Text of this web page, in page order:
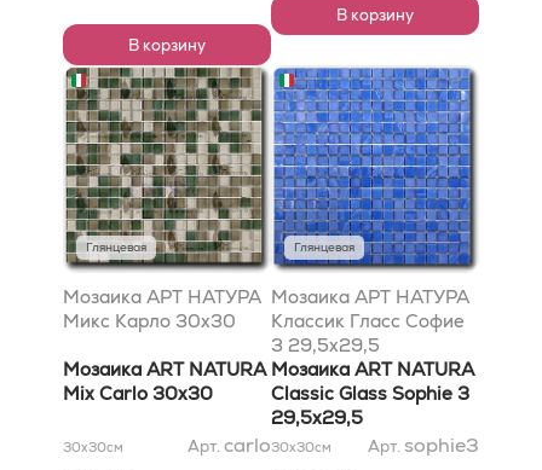
В корзину
В корзину
Глянцевая
Мозаика АРТ НАТУРА
Микс Карло 30x30
Мозаика ART NATURA
Mix Carlo 30x30
30x30см Арт. carlo
Глянцевая
Мозаика АРТ НАТУРА
Классик Гласс Софие
3 29,5x29,5
Мозаика ART NATURA
Classic Glass Sophie 3
29,5x29,5
30x30см Арт. sophie3